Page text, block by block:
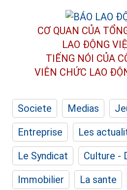
CƠ QUAN CỦA
LAO ĐỘNG
TIẾNG NÓI CỦA
VIÊN CHỨC LAO
Societe Medias
Entreprise
Les
Le Syndicat
Culture -
Immobilier
La sante